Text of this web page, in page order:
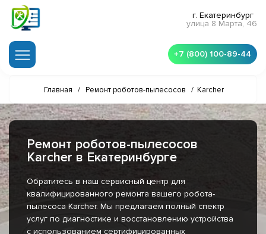
г. Екатеринбург
улица 8 Марта, 46
+7 (800) 100-89-44
Главная / Ремонт роботов-пылесосов / Karcher
Ремонт роботов-пылесосов
Karcher в Екатеринбурге
Обратитесь в наш сервисный центр для
квалифицированного ремонта вашего робота-
пылесоса Karcher. Мы предлагаем полный спектр
услуг по диагностике и восстановлению устройства
с использованием сертифицированных